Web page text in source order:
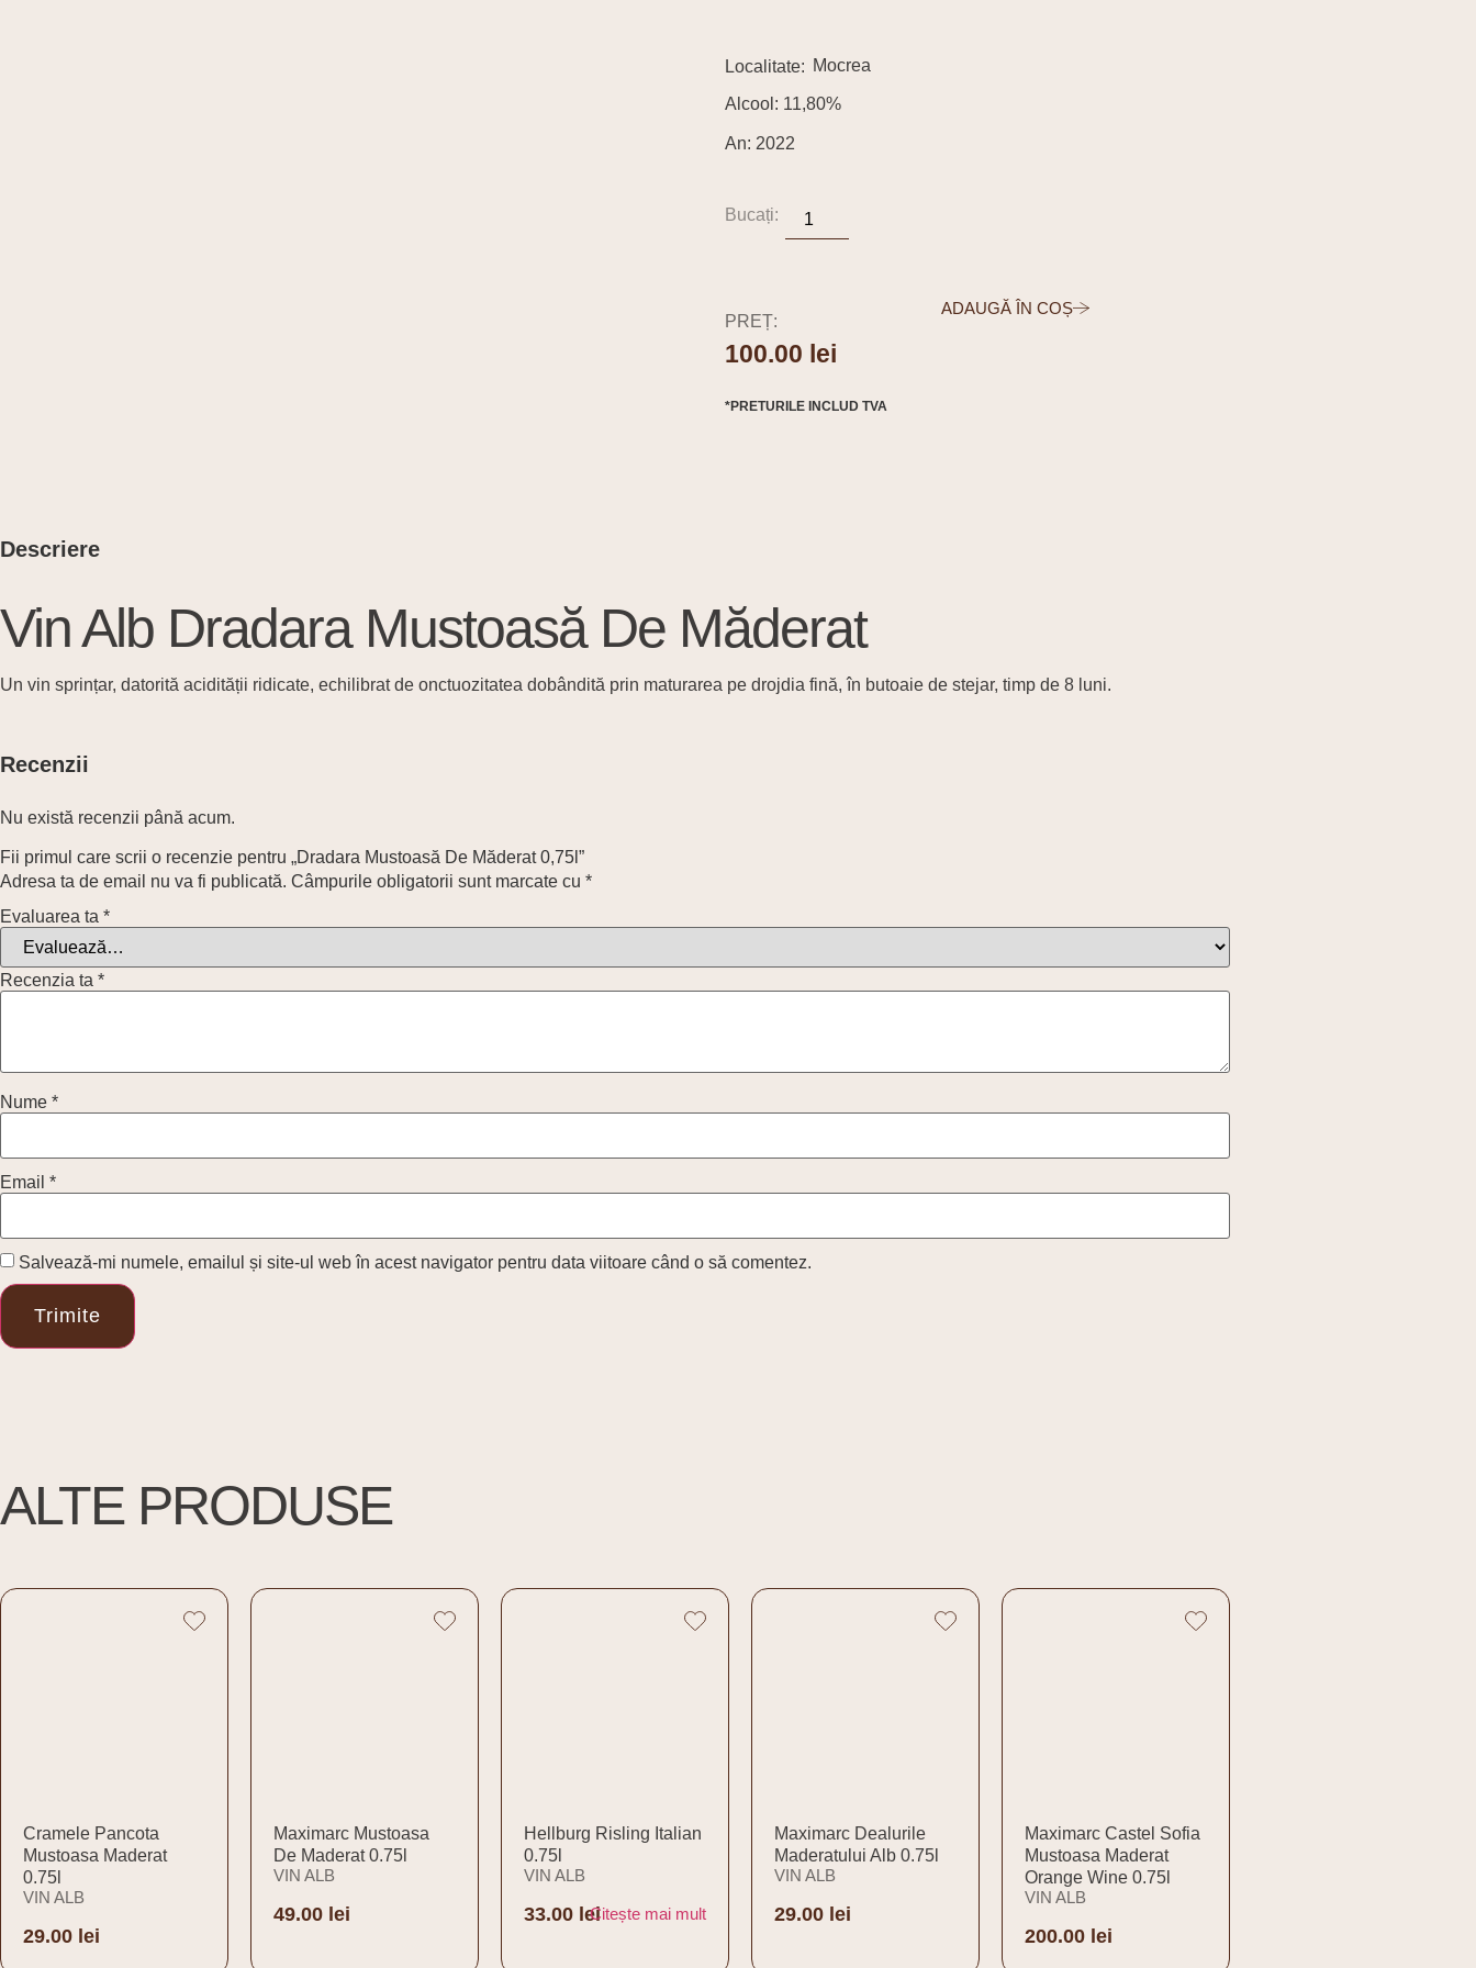
Mocrea
Alcool: 11,80%
An: 2022
ADAUGĂ ÎN COȘ
PREȚ:
100.00 lei
*PRETURILE INCLUD TVA
Descriere
Vin Alb Dradara Mustoasă De Măderat
Un vin sprințar, datorită acidității ridicate, echilibrat de onctuozitatea dobândită prin maturarea pe drojdia fină, în butoaie de stejar, timp de 8 luni.
Recenzii
Nu există recenzii până acum.
Fii primul care scrii o recenzie pentru „Dradara Mustoasă De Măderat 0,75l”
Adresa ta de email nu va fi publicată. Câmpurile obligatorii sunt marcate cu *
Evaluarea ta *
Recenzia ta *
Nume *
Email *
Salvează-mi numele, emailul și site-ul web în acest navigator pentru data viitoare când o să comentez.
ALTE PRODUSE
VIN ALB
Cramele Pancota
Mustoasa Maderat
0.75l
29.00 lei
VIN ALB
Maximarc Mustoasa
De Maderat 0.75l
49.00 lei
VIN ALB
Hellburg Risling Italian
0.75l
33.00 leiCitește mai mult
VIN ALB
Maximarc Dealurile
Maderatului Alb 0.75l
29.00 lei
VIN ALB
Maximarc Castel Sofia
Mustoasa Maderat
Orange Wine 0.75l
200.00 leiAdaugă în coș